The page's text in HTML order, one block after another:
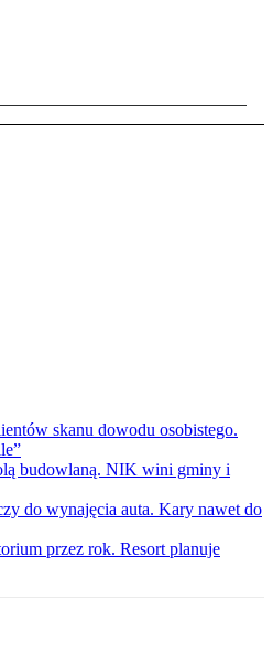
skanu dowodu osobistego.
budowlaną. NIK wini gminy i
do wynajęcia auta. Kary nawet do
przez rok. Resort planuje